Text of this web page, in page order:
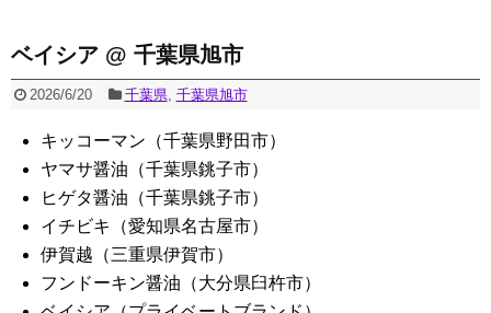
ベイシア @ 千葉県旭市
2026/6/20 千葉県, 千葉県旭市
キッコーマン（千葉県野田市）
ヤマサ醤油（千葉県銚子市）
ヒゲタ醤油（千葉県銚子市）
イチビキ（愛知県名古屋市）
伊賀越（三重県伊賀市）
フンドーキン醤油（大分県臼杵市）